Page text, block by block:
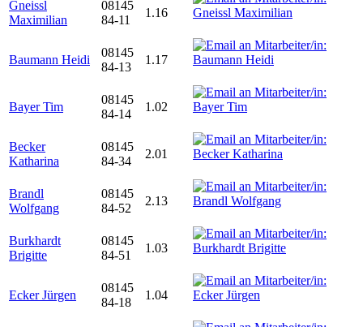
Gneissl
Maximilian
08145
84-11
1.16
Baumann Heidi
08145
84-13
1.17
Bayer Tim
08145
84-14
1.02
Becker
Katharina
08145
84-34
2.01
Brandl
Wolfgang
08145
84-52
2.13
Burkhardt
Brigitte
08145
84-51
1.03
Ecker Jürgen
08145
84-18
1.04